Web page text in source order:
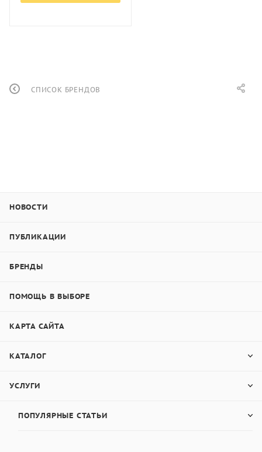
СПИСОК БРЕНДОВ
НОВОСТИ
ПУБЛИКАЦИИ
БРЕНДЫ
ПОМОЩЬ В ВЫБОРЕ
КАРТА САЙТА
КАТАЛОГ
УСЛУГИ
ПОПУЛЯРНЫЕ СТАТЬИ